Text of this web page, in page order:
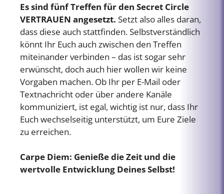
Es sind fünf Treffen für den Secret Circle
VERTRAUEN angesetzt. Setzt also alles daran,
dass diese auch stattfinden. Selbstverständlich
könnt Ihr Euch auch zwischen den Treffen
miteinander verbinden – das ist sogar sehr
erwünscht, doch auch hier wollen wir keine
Vorgaben machen. Ob Ihr per E-Mail oder
Textnachricht oder über andere Kanäle
kommuniziert, ist egal, wichtig ist nur, dass Ihr
Euch wechselseitig unterstützt, um Eure Ziele
zu erreichen.
Carpe Diem: Genieße die Zeit und die
wertvolle Entwicklung Deines Selbst!